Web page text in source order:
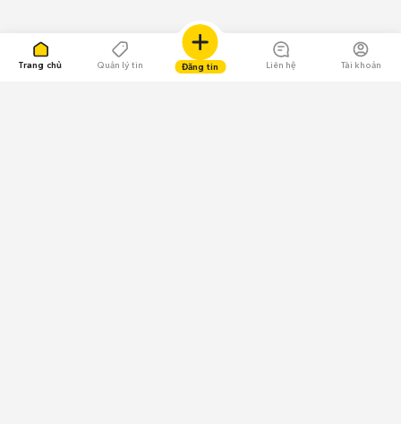
Trang chủ Quản lý tin Đăng tin Liên hệ Tài khoản